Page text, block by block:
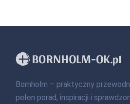
Bornholm – praktyczny
pełen porad, inspiracji i